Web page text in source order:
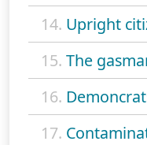
14. Upright
15. The
16.
17.